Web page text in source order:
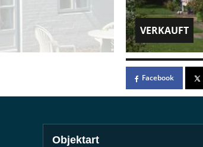
VERKAUFT
Facebook
Objektart